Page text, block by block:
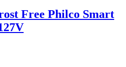
Free Philco Smart